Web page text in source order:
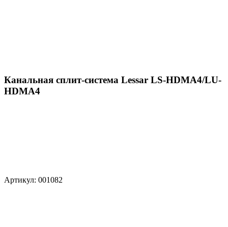
Канальная сплит-система Lessar LS-HDMA4/LU-
HDMA4
Артикул: 001082